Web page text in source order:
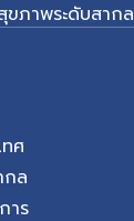
ขภาพระดับสากล
ทศ
กล
าร